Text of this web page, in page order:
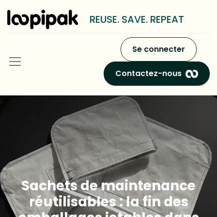
REUSE. SAVE. REPEAT
Se connecter
Contactez-nous
Sachets de maintenance
réutilisables : la fin des